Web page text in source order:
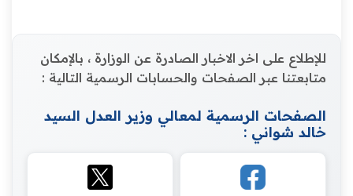
للإطلاع على اخر الاخبار الصادرة عن الوزارة ، بالإمكان
متابعتنا عبر الصفحات والحسابات الرسمية التالية :
الصفحات الرسمية لمعالي وزير العدل السيد
خالد شواني :